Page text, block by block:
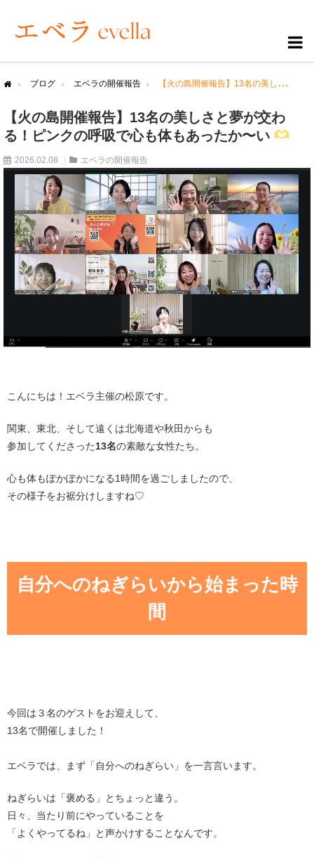
ブログ エベラの開催報告 【火の島開催報告】13名の美しさと夢が交わる！ピンクの呼吸で心も体もあったか〜い
【火の島開催報告】13名の美しさと夢が交わ
る！ピンクの呼吸で心も体もあったか〜い
2026.02.08 エベラの開催報告
こんにちは！エベラ主催の松原です。
関東、東北、そして遠くは北海道や秋田からも
参加してくださった13名の素敵な女性たち。
心も体もぽかぽかになる1時間を過ごしましたので、
その様子をお裾分けしますね♡
自分へのねぎらいから始まった時
間
今回は３名のゲストをお迎えして、
13名で開催しました！
エベラでは、まず「自分へのねぎらい」を一言言います。
ねぎらいは「褒める」とちょっと違う。
日々、当たり前にやっていることを
「よくやってるね」と声かけすることなんです。